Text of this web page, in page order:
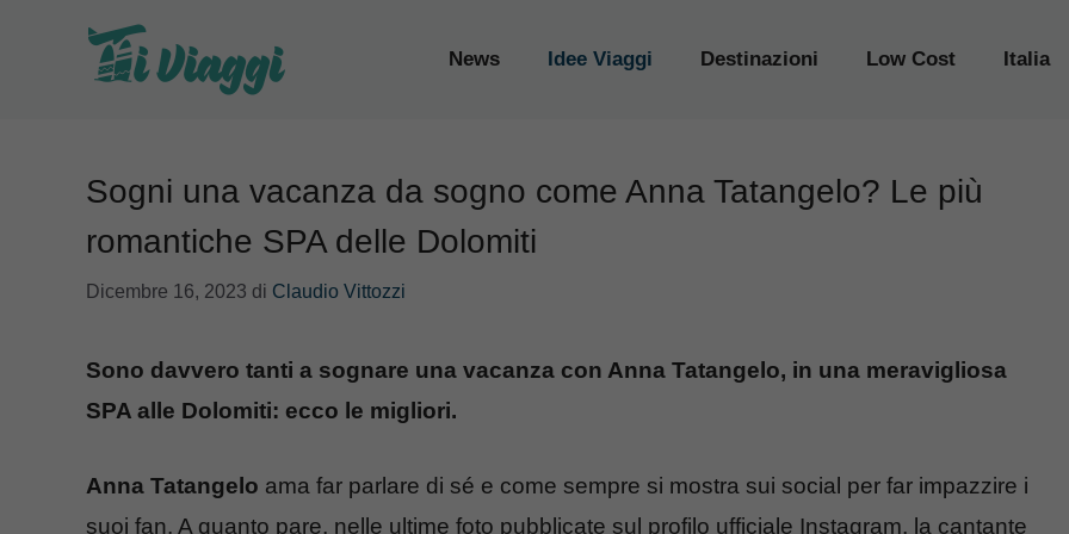
News Idee Viaggi Destinazioni Low Cost Italia
Sogni una vacanza da sogno come Anna Tatangelo? Le più
romantiche SPA delle Dolomiti
Dicembre 16, 2023 di Claudio Vittozzi
Sono davvero tanti a sognare una vacanza con Anna Tatangelo, in una meravigliosa
SPA alle Dolomiti: ecco le migliori.
Anna Tatangelo ama far parlare di sé e come sempre si mostra sui social per far impazzire i
suoi fan. A quanto pare, nelle ultime foto pubblicate sul profilo ufficiale Instagram, la cantante